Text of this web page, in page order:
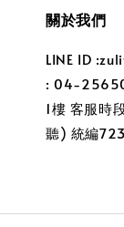
關於我們
LINE ID
: 04-
1樓 客服時
聽) 統編